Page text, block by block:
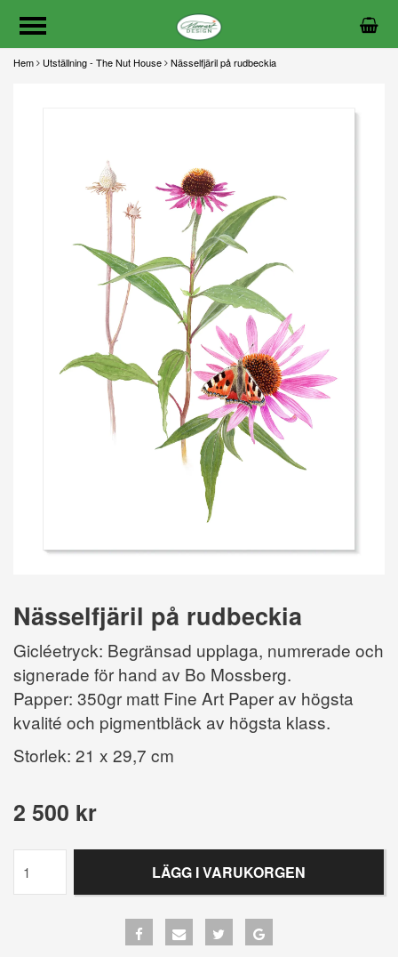
Hem Utställning - The Nut House Nässelfjäril på rudbeckia
Nässelfjäril på rudbeckia
Gicléetryck: Begränsad upplaga, numrerade och
signerade för hand av Bo Mossberg.
Papper: 350gr matt Fine Art Paper av högsta
kvalité och pigmentbläck av högsta klass.
Storlek: 21 x 29,7 cm
2 500 kr
LÄGG I VARUKORGEN